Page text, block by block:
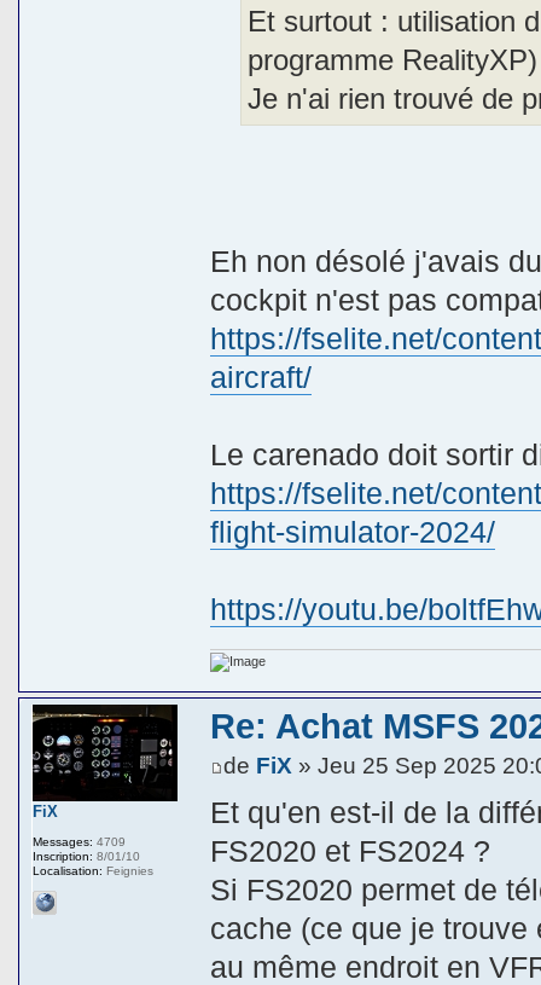
Et surtout : utilisation
programme
Je n'ai rien trouvé de
Eh non désolé j'avais
cockpit n'est pas
https://fselite.net/
aircraft/
Le carenado doit sortir
https://fselite.net/
flight-simulator-2024/
https://youtu.be/
Re: Achat MSFS
de FiX » Jeu 25 Sep 2025
Et qu'en est-il de la
FS2020 et FS2024 ?
Si FS2020 permet de
cache (ce que je
au même endroit en
FiX
Messages: 4709
Inscription: 8/01/10
Localisation: Feignies